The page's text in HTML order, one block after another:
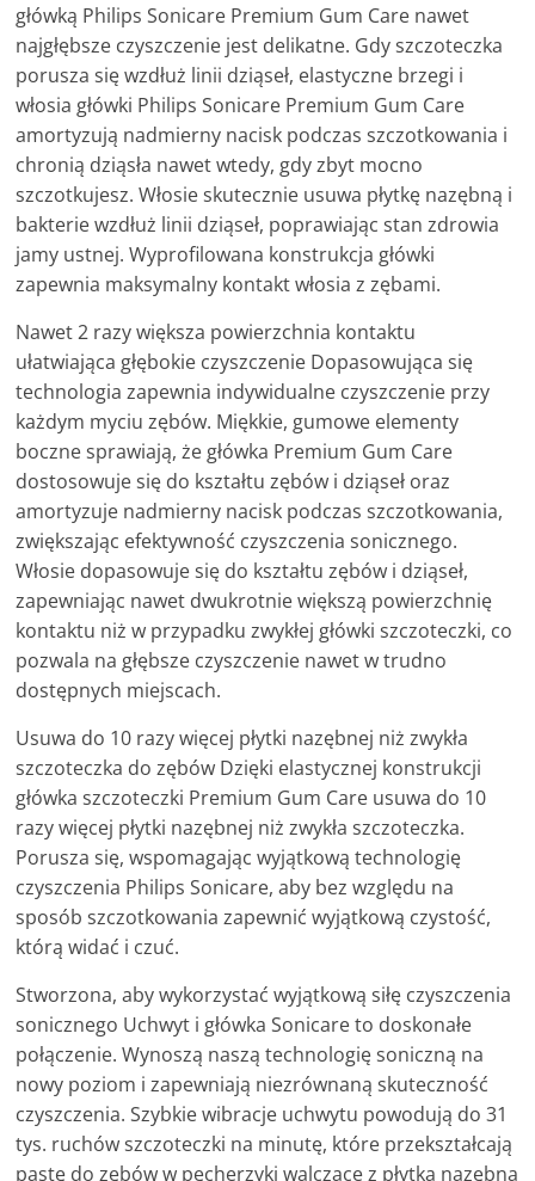
główką Philips Sonicare Premium Gum Care nawet
najgłębsze czyszczenie jest delikatne. Gdy szczoteczka
porusza się wzdłuż linii dziąseł, elastyczne brzegi i
włosia główki Philips Sonicare Premium Gum Care
amortyzują nadmierny nacisk podczas szczotkowania i
chronią dziąsła nawet wtedy, gdy zbyt mocno
szczotkujesz. Włosie skutecznie usuwa płytkę nazębną i
bakterie wzdłuż linii dziąseł, poprawiając stan zdrowia
jamy ustnej. Wyprofilowana konstrukcja główki
zapewnia maksymalny kontakt włosia z zębami.
Nawet 2 razy większa powierzchnia kontaktu
ułatwiająca głębokie czyszczenie Dopasowująca się
technologia zapewnia indywidualne czyszczenie przy
każdym myciu zębów. Miękkie, gumowe elementy
boczne sprawiają, że główka Premium Gum Care
dostosowuje się do kształtu zębów i dziąseł oraz
amortyzuje nadmierny nacisk podczas szczotkowania,
zwiększając efektywność czyszczenia sonicznego.
Włosie dopasowuje się do kształtu zębów i dziąseł,
zapewniając nawet dwukrotnie większą powierzchnię
kontaktu niż w przypadku zwykłej główki szczoteczki, co
pozwala na głębsze czyszczenie nawet w trudno
dostępnych miejscach.
Usuwa do 10 razy więcej płytki nazębnej niż zwykła
szczoteczka do zębów Dzięki elastycznej konstrukcji
główka szczoteczki Premium Gum Care usuwa do 10
razy więcej płytki nazębnej niż zwykła szczoteczka.
Porusza się, wspomagając wyjątkową technologię
czyszczenia Philips Sonicare, aby bez względu na
sposób szczotkowania zapewnić wyjątkową czystość,
którą widać i czuć.
Stworzona, aby wykorzystać wyjątkową siłę czyszczenia
sonicznego Uchwyt i główka Sonicare to doskonałe
połączenie. Wynoszą naszą technologię soniczną na
nowy poziom i zapewniają niezrównaną skuteczność
czyszczenia. Szybkie wibracje uchwytu powodują do 31
tys. ruchów szczoteczki na minutę, które przekształcają
pastę do zębów w pęcherzyki walczące z płytką nazębną